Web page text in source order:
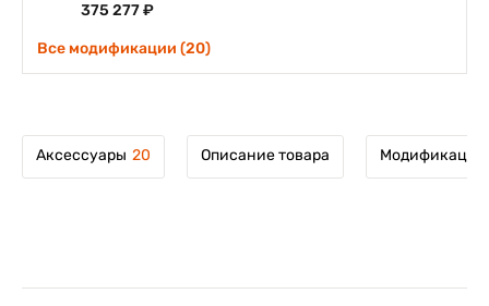
375 277 ₽
Все модификации (20)
Аксессуары 20 Описание товара Модификации